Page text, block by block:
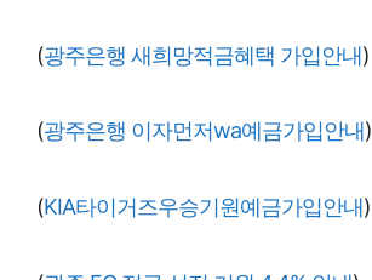
(광주은행 새희망적금혜택 가입안내)
(광주은행 이자먼저wa예금가입안내)
(KIA타이거즈우승기원예금가입안내)